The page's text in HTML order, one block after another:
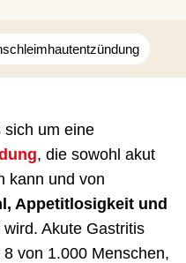
sich um eine
, die sowohl akut
kann und von
Appetitlosigkeit und
wird. Akute Gastritis
von 1.000 Menschen,